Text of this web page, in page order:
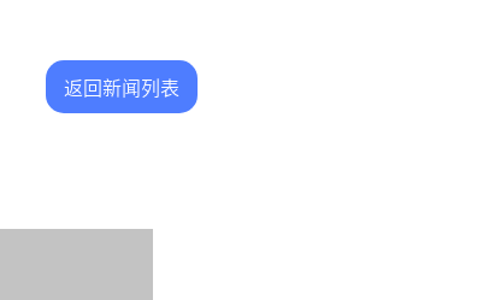
返回新闻列表